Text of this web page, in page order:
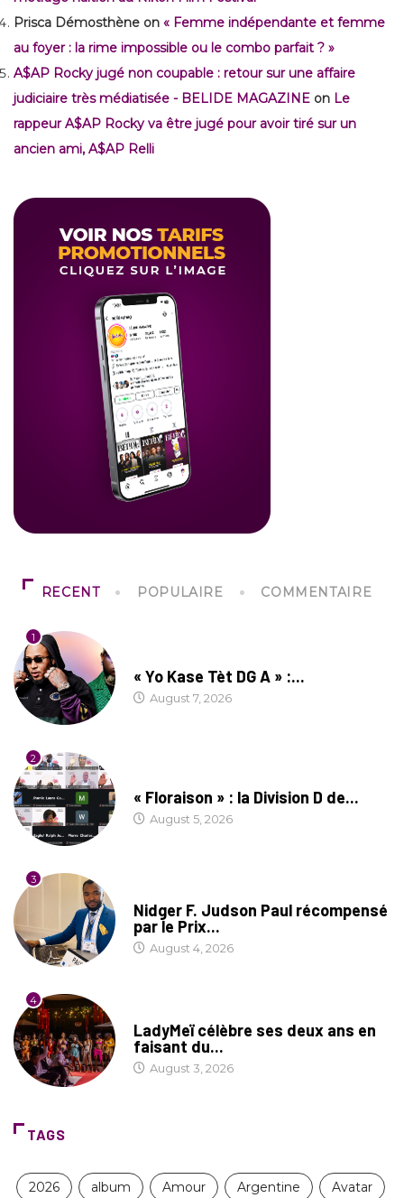
Prisca Démosthène on « Femme indépendante et femme
au foyer : la rime impossible ou le combo parfait ? »
A$AP Rocky jugé non coupable : retour sur une affaire
judiciaire très médiatisée - BELIDE MAGAZINE on Le
rappeur A$AP Rocky va être jugé pour avoir tiré sur un
ancien ami, A$AP Relli
RECENT POPULAIRE COMMENTAIRE
1
« Yo Kase Tèt DG A » :...
August 7, 2026
2
« Floraison » : la Division D de...
August 5, 2026
3
Nidger F. Judson Paul récompensé
par le Prix...
August 4, 2026
4
LadyMeï célèbre ses deux ans en
faisant du...
August 3, 2026
TAGS
2026 album Amour Argentine Avatar